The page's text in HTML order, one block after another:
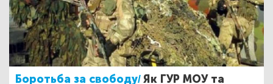
Боротьба за свободу/Як ГУР МОУ та